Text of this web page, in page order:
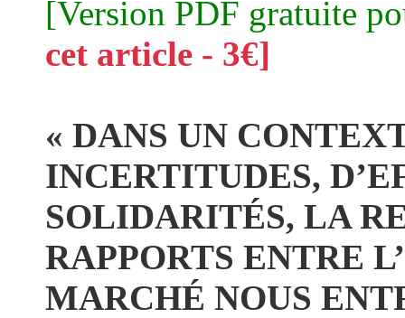
[Version PDF gratuite
cet article - 3€]
« DANS UN
INCERTITUDES,
SOLIDARITÉS, LA
RAPPORTS ENTRE
MARCHÉ NOUS